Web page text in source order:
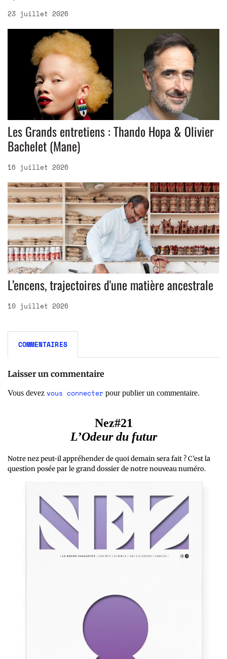
23 juillet 2026
Les Grands entretiens : Thando Hopa & Olivier
Bachelet (Mane)
16 juillet 2026
L’encens, trajectoires d'une matière ancestrale
10 juillet 2026
COMMENTAIRES
Laisser un commentaire
Vous devez vous connecter pour publier un commentaire.
Nez#21
L’Odeur du futur
Notre nez peut-il appréhender de quoi demain sera fait ? C’est la
question posée par le grand dossier de notre nouveau numéro.